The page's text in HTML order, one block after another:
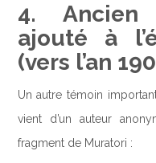
4. Ancien
ajouté à
(vers l’an
Un autre témoin
vient d’un auteur
fragment de Muratori :